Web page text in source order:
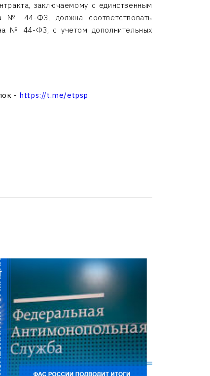
заключаемому с единственным
№ 44-ФЗ, должна соответствовать
№ 44-ФЗ, с учетом дополнительных
- https://t.me/etpsp